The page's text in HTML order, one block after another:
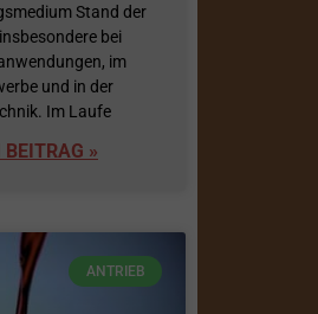
Stand der
bei
im
und in der
Im Laufe
»
ANTRIEB